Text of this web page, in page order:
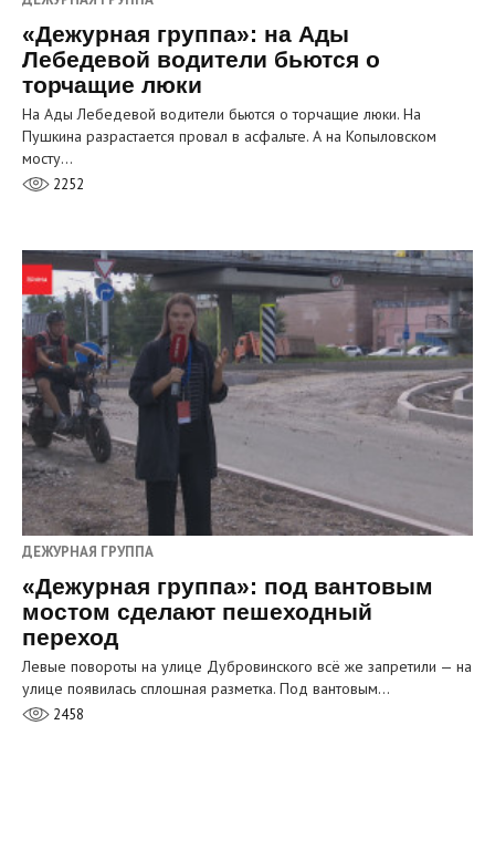
«Дежурная группа»: на Ады
Лебедевой водители бьются о
торчащие люки
На Ады Лебедевой водители бьются о торчащие люки. На
Пушкина разрастается провал в асфальте. А на Копыловском
мосту…
2252
ДЕЖУРНАЯ ГРУППА
«Дежурная группа»: под вантовым
мостом сделают пешеходный
переход
Левые повороты на улице Дубровинского всё же запретили — на
улице появилась сплошная разметка. Под вантовым…
2458